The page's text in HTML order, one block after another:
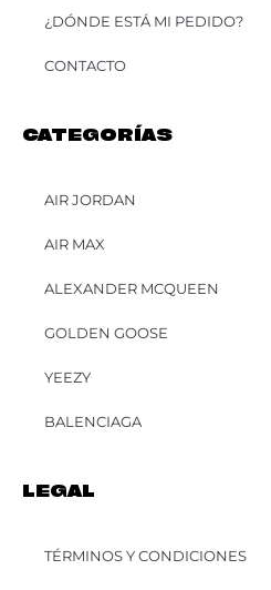
¿DÓNDE ESTÁ MI PEDIDO?
CONTACTO
CATEGORÍAS
AIR JORDAN
AIR MAX
ALEXANDER MCQUEEN
GOLDEN GOOSE
YEEZY
BALENCIAGA
LEGAL
TÉRMINOS Y CONDICIONES